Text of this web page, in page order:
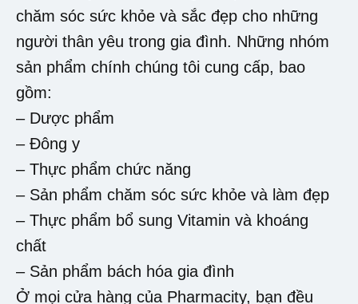
chăm sóc sức khỏe và sắc đẹp cho những
người thân yêu trong gia đình. Những nhóm
sản phẩm chính chúng tôi cung cấp, bao
gồm:
– Dược phẩm
– Đông y
– Thực phẩm chức năng
– Sản phẩm chăm sóc sức khỏe và làm đẹp
– Thực phẩm bổ sung Vitamin và khoáng
chất
– Sản phẩm bách hóa gia đình
Ở mọi cửa hàng của Pharmacity, bạn đều